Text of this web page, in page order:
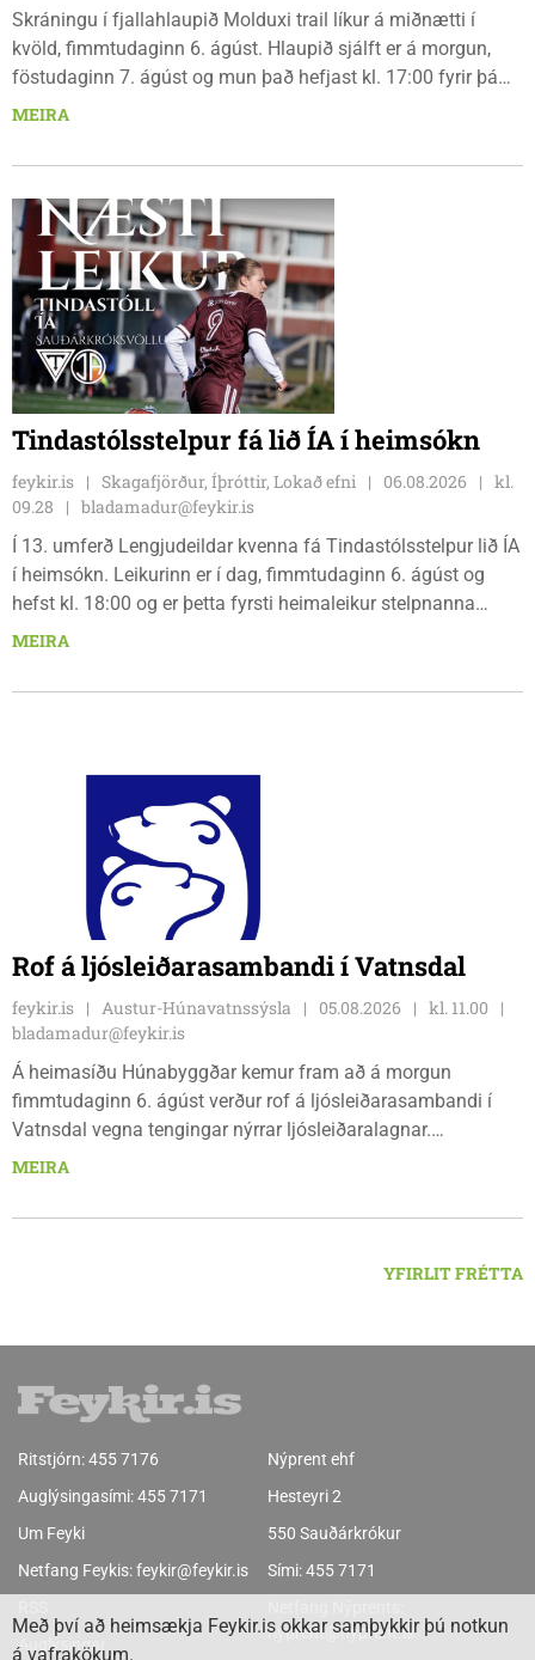
Skráningu í fjallahlaupið Molduxi trail líkur á miðnætti í
kvöld, fimmtudaginn 6. ágúst. Hlaupið sjálft er á morgun,
föstudaginn 7. ágúst og mun það hefjast kl. 17:00 fyrir þá
keppendur sem ætla sér 20 km em kl. 18:00 fyrir 12 km
fjölbrautaskólans en þar er líka komið í mark þannig
styðja hlauparana áfram.
MEIRA
Tindastólsstelpur fá lið ÍA í heimsókn
feykir.is Skagafjörður, Íþróttir, Lokað efni 06.08.2026
kl.
09.28
bladamadur@feykir.is
Í 13. umferð Lengjudeildar kvenna fá Tindastólsstelpur lið ÍA
í heimsókn. Leikurinn er í dag, fimmtudaginn 6. ágúst og
hefst kl. 18:00 og er þetta fyrsti heimaleikur stelpnanna
síðan 18. júlí. Spáin fyrir leikinn er fín, lítil háttar rigning og
veðri og skella sér á völlinn.
MEIRA
Rof á ljósleiðarasambandi í Vatnsdal
feykir.is Austur-Húnavatnssýsla 05.08.2026
kl. 11.00
bladamadur@feykir.is
Á heimasíðu Húnabyggðar kemur fram að á morgun
fimmtudaginn 6. ágúst verður rof á ljósleiðarasambandi í
Vatnsdal vegna tengingar nýrrar ljósleiðaralagnar.
Ljósleiðarasambandið verður rofið á morgun fimmtudag
MEIRA
YFIRLIT FRÉTTA
Ritstjórn:455 7176
Auglýsingasími:455 7171
Um Feyki
Netfang Feykis:feykir@feykir.is
Auglýsingar
Nýprent ehf
Hesteyri 2
550 Sauðárkrókur
Sími:455 7171
nyprent@nyprent.is
Með því að heimsækja Feykir.is okkar samþykkir þú notkun
á vafrakökum.